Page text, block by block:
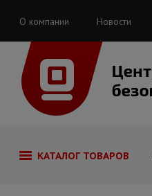
О компании Новости
КАТАЛОГ ТОВАРОВ